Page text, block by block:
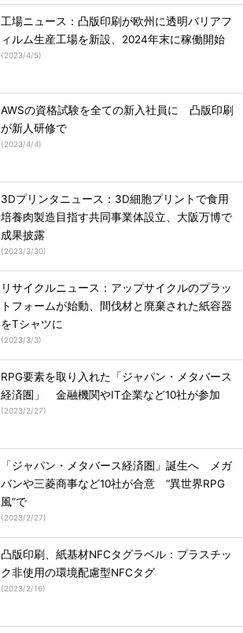
工場ニュース：凸版印刷が欧州に透明バリアフ
ィルム生産工場を新設、2024年末に稼働開始
(2023/4/5)
AWSの資格試験を全ての新入社員に 凸版印刷
が新人研修で
(2023/4/4)
3Dプリンタニュース：3D細胞プリントで食用
培養肉製造目指す共同事業体設立、大阪万博で
成果披露
(2023/3/30)
リサイクルニュース：アップサイクルのプラッ
トフォームが始動、間伐材と廃棄された紙容器
をTシャツに
(2023/3/3)
RPG要素を取り入れた「ジャパン・メタバース
経済圏」 金融機関やIT企業など10社が参加
(2023/2/27)
「ジャパン・メタバース経済圏」誕生へ メガ
バンや三菱商事など10社が合意 “異世界RPG
風”で
(2023/2/27)
凸版印刷、紙基材NFCタグラベル：プラスチッ
ク非使用の環境配慮型NFCタグ
(2023/2/16)